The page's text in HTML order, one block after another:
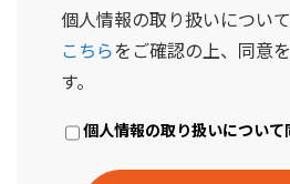
個人情報の取り扱いについて
こちらをご確認の上、同意
す。
個人情報の取り扱いについて